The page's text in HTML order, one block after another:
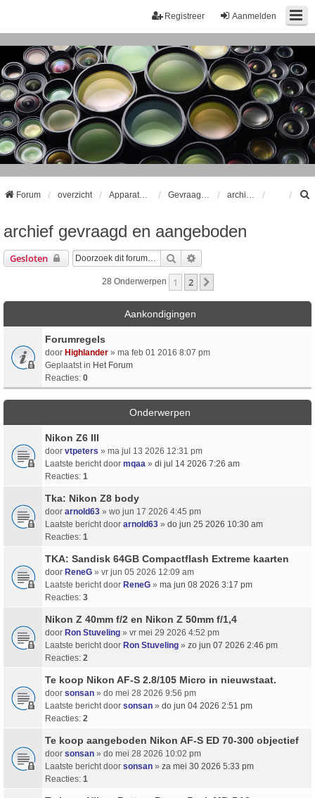
Aanmelden
Registreer
Forum overzicht
archief gevraagd en aangeboden
Gesloten Zoek
28 Onderwerpen 1 2
Aankondigingen
Forumregels
door Highlander » ma feb 01 2016 8:07 pm
Geplaatst in Het Forum
Reacties: 0
Onderwerpen
Nikon Z6 III
door vtpeters » ma jul 13 2026 12:31 pm
Laatste bericht door mqaa » di jul 14 2026 7:26 am
Reacties: 1
Tka: Nikon Z8 body
door arnold63 » wo jun 17 2026 4:45 pm
Laatste bericht door arnold63 » do jun 25 2026 10:30 am
Reacties: 1
TKA: Sandisk 64GB Compactflash Extreme kaarten
door ReneG » vr jun 05 2026 12:09 am
Laatste bericht door ReneG » ma jun 08 2026 3:17 pm
Reacties: 3
Nikon Z 40mm f/2 en Nikon Z 50mm f/1,4
door Ron Stuveling » vr mei 29 2026 4:52 pm
Laatste bericht door Ron Stuveling » zo jun 07 2026 2:46 pm
Reacties: 2
Te koop Nikon AF-S 2.8/105 Micro in nieuwstaat.
door sonsan » do mei 28 2026 9:56 pm
Laatste bericht door sonsan » do jun 04 2026 2:51 pm
Reacties: 2
Te koop aangeboden Nikon AF-S ED 70-300 objectief
door sonsan » do mei 28 2026 10:02 pm
Laatste bericht door sonsan » za mei 30 2026 5:33 pm
Reacties: 1